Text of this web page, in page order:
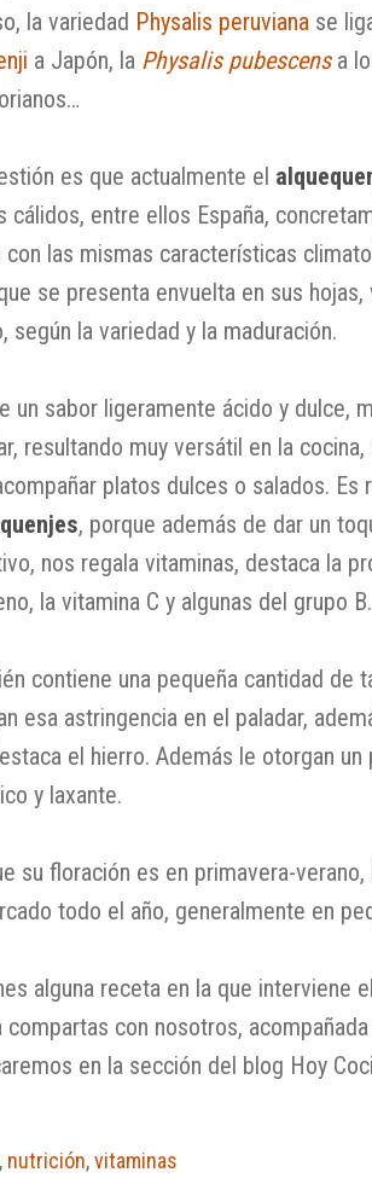
la variedad Physalis peruviana se
a Japón, la Physalis pubescensa
es que actualmente el
cálidos, entre ellos España,
con las mismas características
se presenta envuelta en sus hojas,
según la variedad y la maduración.
un sabor ligeramente ácido y dulce,
resultando muy versátil en la
platos dulces o salados. Es
, porque además de dar un
nos regala vitaminas, destaca la
la vitamina C y algunas del grupo B.
contiene una pequeña cantidad de
esa astringencia en el paladar,
el hierro. Además le otorgan
y laxante.
su floración es en primavera-
todo el año, generalmente en
alguna receta en la que interviene el
compartas con nosotros,
en la sección del blog Hoy
, nutrición,vitaminas